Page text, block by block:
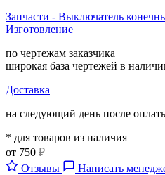
Запчасти - Выключатель
Изготовление
по чертежам заказчика
широкая база чертежей в
Доставка
на следующий день после
* для товаров из наличия
от 750 ₽
Отзывы
Написать